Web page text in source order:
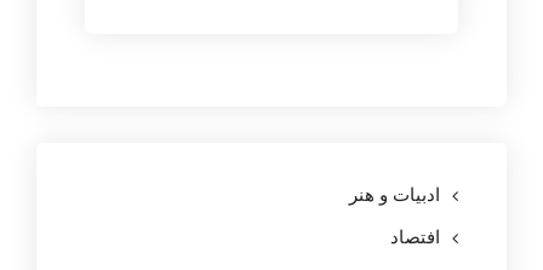
ادبیات و هنر
افتصاد